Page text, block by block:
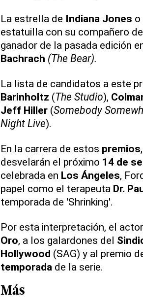
La estrella de Indiana Jones o
estatuilla con su compañero
ganador de la pasada edición
Bachrach (The Bear).
La lista de candidatos a este
Barinholtz (The Studio),
Jeff Hiller(Somebody
Night Live).
En la carrera de estos premios
desvelarán el próximo 14 de
celebrada en Los Ángeles,
papel como el terapeuta Dr.
temporada de 'Shrinking'.
Por esta interpretación, el
Oro, a los galardones del
Hollywood (SAG) y al premio
temporada de la serie.
Más